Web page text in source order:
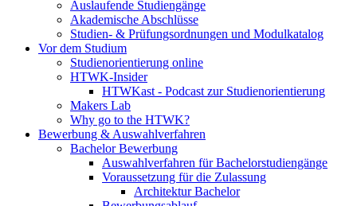
Auslaufende Studiengänge
Akademische Abschlüsse
Studien- & Prüfungsordnungen und Modulkatalog
Vor dem Studium
Studienorientierung online
HTWK-Insider
HTWKast - Podcast zur Studienorientierung
Makers Lab
Why go to the HTWK?
Bewerbung & Auswahlverfahren
Bachelor Bewerbung
Auswahlverfahren für Bachelorstudiengänge
Voraussetzung für die Zulassung
Architektur Bachelor